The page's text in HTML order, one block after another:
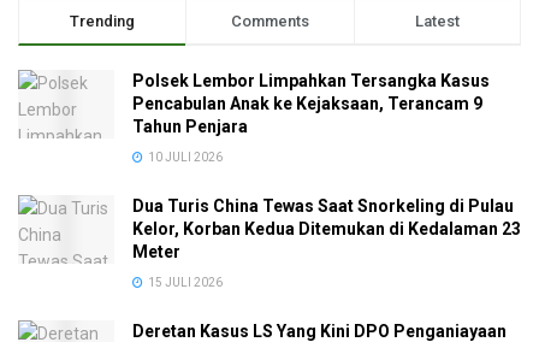
Trending Comments Latest
Polsek Lembor Limpahkan Tersangka Kasus
Pencabulan Anak ke Kejaksaan, Terancam 9
Tahun Penjara
10 JULI 2026
Dua Turis China Tewas Saat Snorkeling di Pulau
Kelor, Korban Kedua Ditemukan di Kedalaman 23
Meter
15 JULI 2026
Deretan Kasus LS Yang Kini DPO Penganiayaan